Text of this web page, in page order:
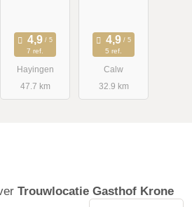
7 ref.
Hayingen
47.7 km
5 ref.
Calw
32.9 km
Trouwlocatie Gasthof Krone